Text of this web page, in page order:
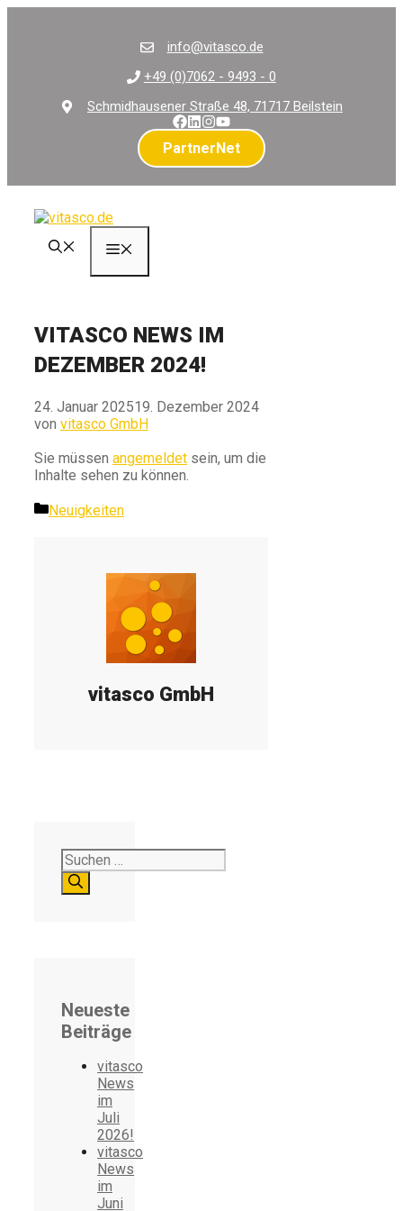
info@vitasco.de
+49 (0)7062 - 9493 - 0
Schmidhausener Straße 48, 71717 Beilstein
PartnerNet
VITASCO NEWS IM
DEZEMBER 2024!
24. Januar 202519. Dezember 2024
von vitasco GmbH
Sie müssen angemeldet sein, um die
Inhalte sehen zu können.
Kategorien
Neuigkeiten
vitasco GmbH
Suchen
nach:
Neueste
Beiträge
vitasco
News
im
Juli
2026!
vitasco
News
im
Juni